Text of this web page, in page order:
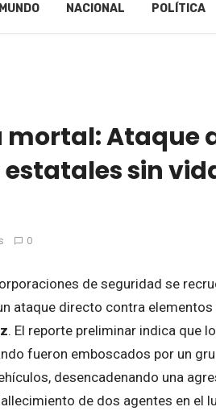
MUNDO NACIONAL POLÍTICA
mortal: Ataque
sin
0
de seguridad se
ataque directo contra elementos
. El reporte preliminar indica que
fueron emboscados por un
desencadenando una
de dos agentes en el